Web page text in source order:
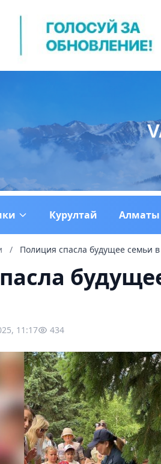
Курултай Алматы
/ Полиция спасла будущее семьи
11:17 434